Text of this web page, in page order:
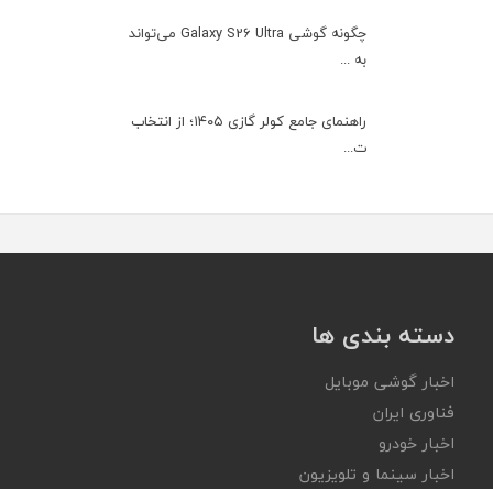
چگونه گوشی Galaxy S26 Ultra می‌تواند
به ...
راهنمای جامع کولر گازی ۱۴۰۵؛ از انتخاب
ت...
دسته بندی ها
اخبار گوشی موبایل
فناوری ایران
اخبار خودرو
اخبار سینما و تلویزیون